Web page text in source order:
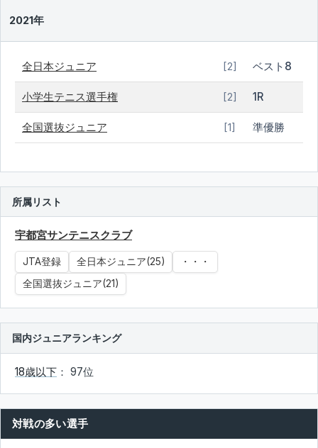
2021年
全日本ジュニア [2] ベスト8
小学生テニス選手権 [2] 1R
全国選抜ジュニア [1] 準優勝
所属リスト
宇都宮サンテニスクラブ
JTA登録 全日本ジュニア(25)
・・・
全国選抜ジュニア(21)
国内ジュニアランキング
18歳以下 ： 97位
対戦の多い選手